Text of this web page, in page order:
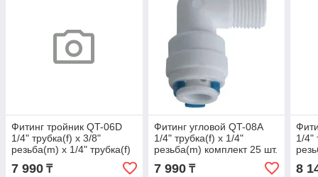
Фитинг тройник QT-06D
1/4" трубка(f) x 3/8"
резьба(m) x 1/4" трубка(f)
комплект 25 шт.
7 990 ₸
Фитинг угловой QT-08A
1/4" трубка(f) x 1/4"
резьба(m) комплект 25 шт.
7 990₸
1/4"
8